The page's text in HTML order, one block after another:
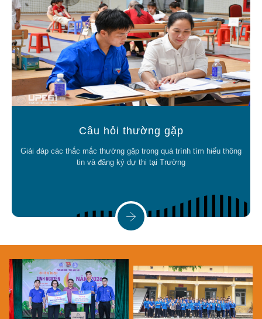
Câu hỏi thường gặp
Giải đáp các thắc mắc thường gặp trong quá trình tìm hiểu thông
tin và đăng ký dự thi tại Trường